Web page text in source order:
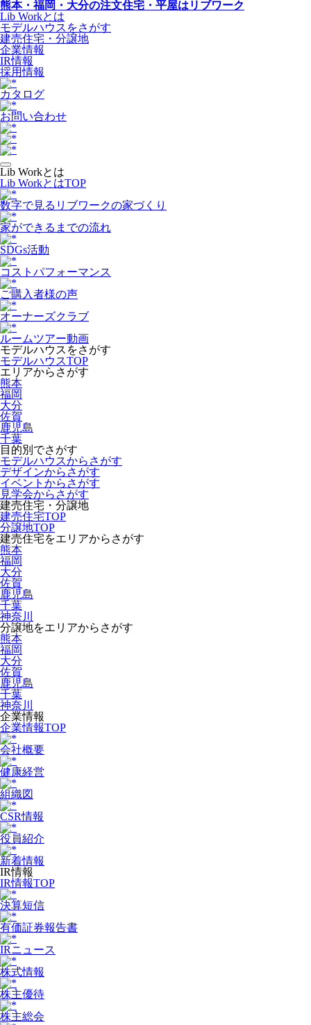
熊本・福岡・大分の注文住宅・平屋はリブワーク
Lib Workとは
モデルハウスをさがす
建売住宅・分譲地
企業情報
IR情報
採用情報
カタログ
お問い合わせ
Lib Workとは
Lib WorkとはTOP
数字で⾒るリブワークの家づくり
家ができるまでの流れ
SDGs活動
コストパフォーマンス
ご購入者様の声
オーナーズクラブ
ルームツアー動画
モデルハウスをさがす
モデルハウスTOP
エリアからさがす
熊本
福岡
大分
佐賀
鹿児島
千葉
目的別でさがす
モデルハウスからさがす
デザインからさがす
イベントからさがす
見学会からさがす
建売住宅・分譲地
建売住宅TOP
分譲地TOP
建売住宅をエリアからさがす
熊本
福岡
大分
佐賀
鹿児島
千葉
神奈川
分譲地をエリアからさがす
熊本
福岡
大分
佐賀
鹿児島
千葉
神奈川
企業情報
企業情報TOP
会社概要
健康経営
組織図
CSR情報
役員紹介
新着情報
IR情報
IR情報TOP
決算短信
有価証券報告書
IRニュース
株式情報
株主優待
株主総会